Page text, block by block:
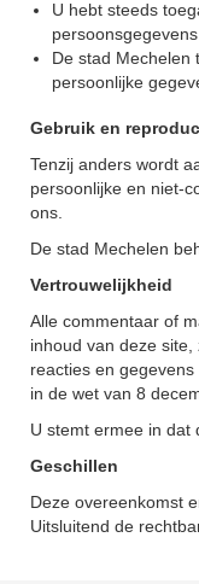
U hebt steeds
De stad Mechelen
persoonlijke
Gebruik en
Tenzij anders wordt
persoonlijke en niet-
ons.
De stad Mechelen
Vertrouwelijkheid
Alle commentaar of
inhoud van deze
reacties en
in de wet van 8
U stemt ermee in dat
Geschillen
Deze overeenkomst
Uitsluitend de